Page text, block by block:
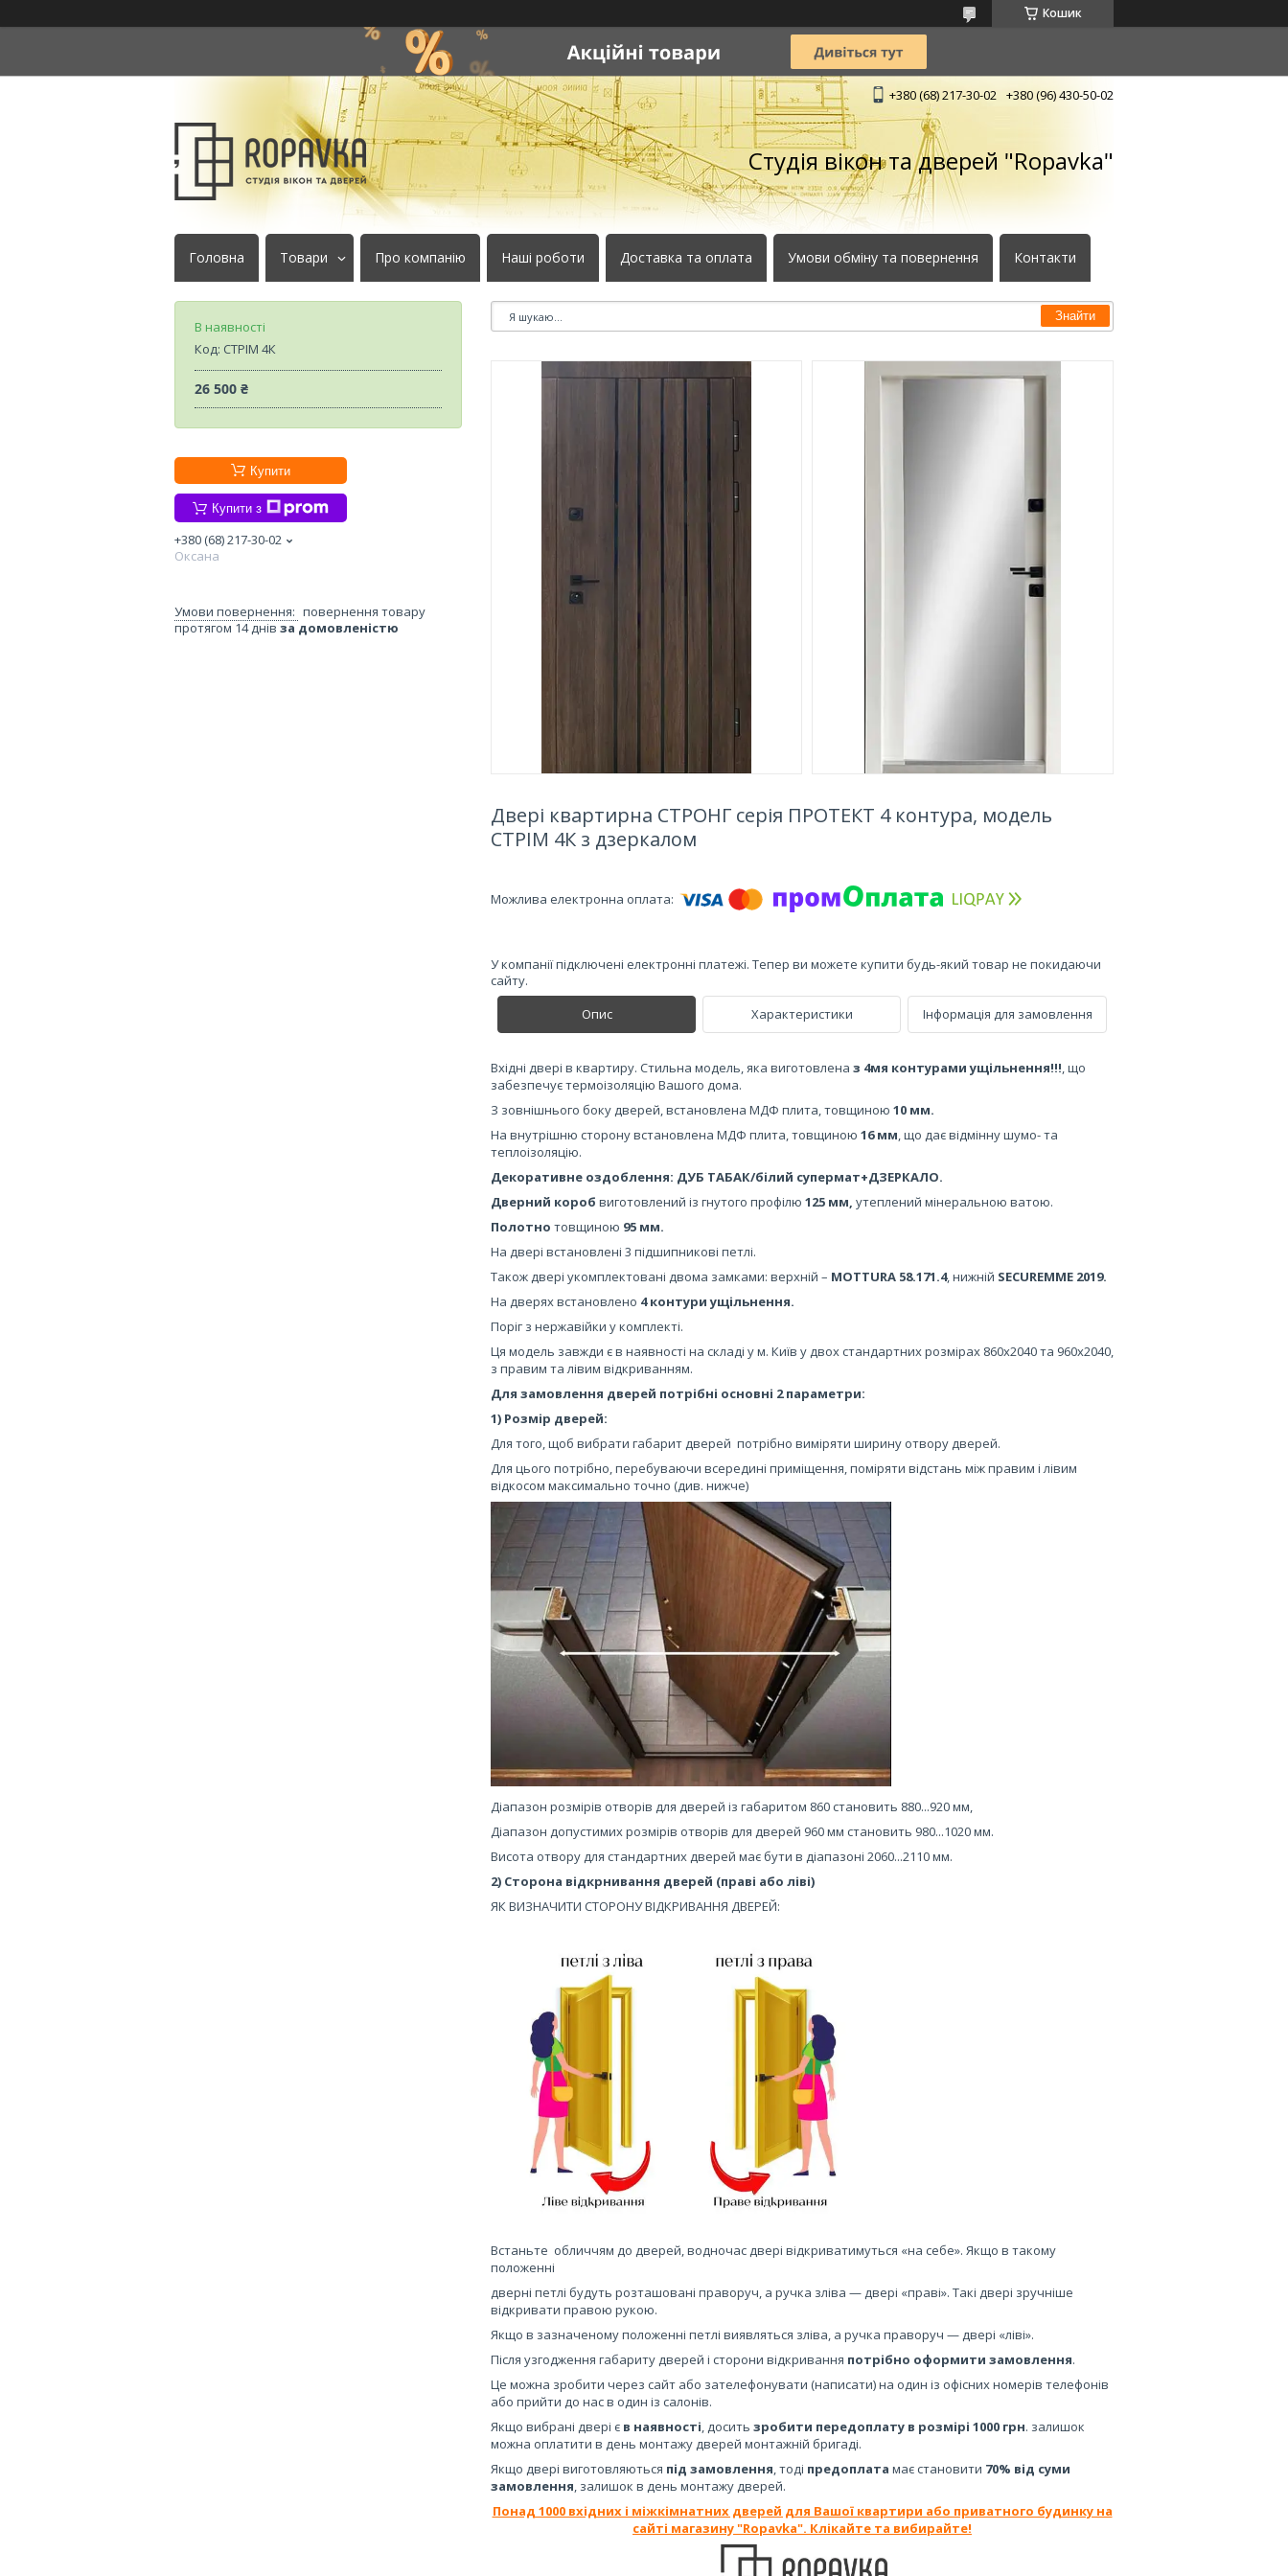
Кошик
+380 (68) 217-30-02 +380 (96) 430-50-02
Студія вікон та дверей "Ropavka"
Головна Товари Про компанію Наші роботи Доставка та оплата Умови обміну та повернення Контакти
Знайти
Двері квартирна СТРОНГ серія ПРОТЕКТ 4 контура, модель
СТРІМ 4К з дзеркалом
У компанії підключені електронні платежі. Тепер ви можете купити будь-який товар не покидаючи
сайту.
Опис
Характеристики Інформація для замовлення
Вхідні двері в квартиру. Стильна модель, яка виготовлена ​​ з 4мя контурами ущільнення!!!, що
забезпечує термоізоляцію Вашого дома.
З зовнішнього боку дверей, встановлена МДФ плита, товщиною 10 мм.
На внутрішню сторону встановлена ​​МДФ плита, товщиною 16 мм, що дає відмінну шумо- та
теплоізоляцію.
Декоративне оздоблення: ДУБ ТАБАК/білий супермат+ДЗЕРКАЛО.
Дверний короб виготовлений із гнутого профілю 125 мм, утеплений мінеральною ватою.
Полотно товщиною 95 мм.
На двері встановлені 3 підшипникові петлі.
Також двері укомплектовані двома замками: верхній – MOTTURA 58.171.4, нижній SECUREMME 2019.
На дверях встановлено 4 контури ущільнення.
Поріг з нержавійки у комплекті.
Ця модель завжди є в наявності на складі у м. Київ у двох стандартних розмірах 860х2040 та 960х2040,
з правим та лівим відкриванням.
Для замовлення дверей потрібні основні 2 параметри:
1) Розмір дверей:
Для того, щоб вибрати габарит дверей потрібно виміряти ширину отвору дверей.
Для цього потрібно, перебуваючи всередині приміщення, поміряти відстань між правим і лівим
відкосом максимально точно (див. нижче)
Діапазон розмірів отворів для дверей із габаритом 860 становить 880...920 мм,
Діапазон допустимих розмірів отворів для дверей 960 мм становить 980...1020 мм.
Висота отвору для стандартних дверей має бути в діапазоні 2060...2110 мм.
2) Сторона відкрнивання дверей (праві або ліві)
ЯК ВИЗНАЧИТИ СТОРОНУ ВІДКРИВАННЯ ДВЕРЕЙ:
Встаньте обличчям до дверей, водночас двері відкриватимуться «на себе». Якщо в такому
положенні
дверні петлі будуть розташовані праворуч, а ручка зліва — двері «праві». Такі двері зручніше
відкривати правою рукою.
Якщо в зазначеному положенні петлі виявляться зліва, а ручка праворуч — двері «ліві».
Після узгодження габариту дверей і сторони відкривання потрібно оформити замовлення.
Це можна зробити через сайт або зателефонувати (написати) на один із офісних номерів телефонів
або прийти до нас в один із салонів.
Якщо вибрані двері є в наявності, досить зробити передоплату в розмірі 1000 грн. залишок
можна оплатити в день монтажу дверей монтажній бригаді.
Якщо двері виготовляються під замовлення, тоді предоплата має становити 70% від суми
замовлення, залишок в день монтажу дверей.
Понад 1000 вхідних і міжкімнатних дверей для Вашої квартири або приватного будинку на
сайті магазину "Ropavka". Клікайте та вибирайте!
В наявності
Код: СТРІМ 4К
26 500 ₴
Купити
Купити з
+380 (68) 217-30-02
Оксана
повернення товару
протягом 14 днів за домовленістю